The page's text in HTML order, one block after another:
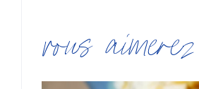
vous